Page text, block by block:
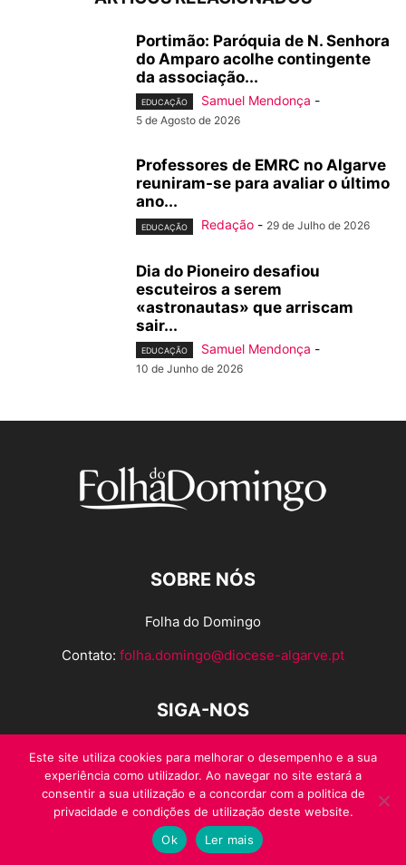
Portimão: Paróquia de N. Senhora
do Amparo acolhe contingente
da associação...
EDUCAÇÃO Samuel Mendonça -
5 de Agosto de 2026
Professores de EMRC no Algarve
reuniram-se para avaliar o último
ano...
EDUCAÇÃO Redação - 29 de Julho de 2026
Dia do Pioneiro desafiou
escuteiros a serem
«astronautas» que arriscam
sair...
EDUCAÇÃO Samuel Mendonça -
10 de Junho de 2026
SOBRE NÓS
Folha do Domingo
Contato: folha.domingo@diocese-algarve.pt
SIGA-NOS
© Folha do Domingo 2026, todos os direitos reservados.
Este site utiliza cookies para melhorar o desempenho e a sua
experiência como utilizador. Ao navegar no site estará a
consentir a sua utilização e a concordar com a politica de
privacidade e condições de utilização deste website.
Ok
Ler mais